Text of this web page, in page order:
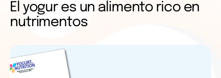
El yogur es un alimento rico en
nutrimentos